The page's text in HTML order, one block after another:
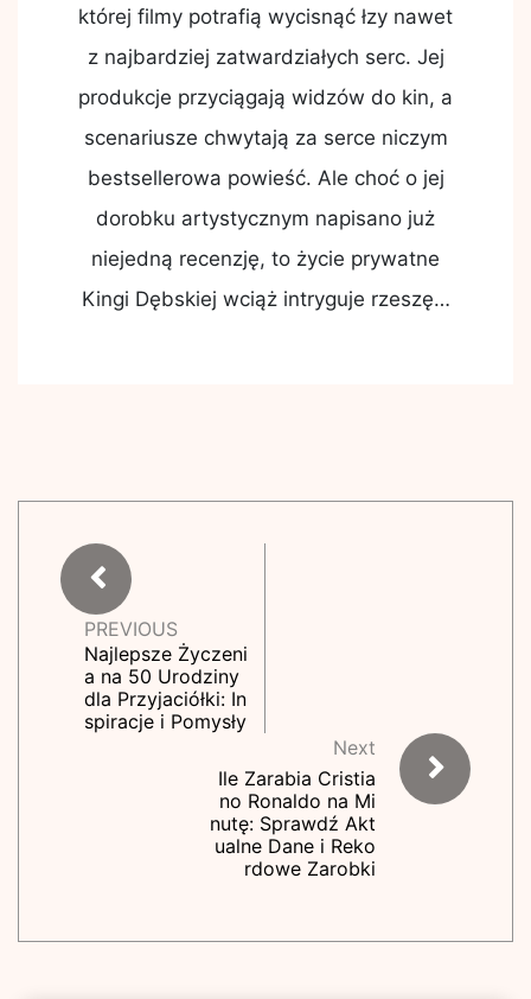
której filmy potrafią wycisnąć łzy nawet
z najbardziej zatwardziałych serc. Jej
produkcje przyciągają widzów do kin, a
scenariusze chwytają za serce niczym
bestsellerowa powieść. Ale choć o jej
dorobku artystycznym napisano już
niejedną recenzję, to życie prywatne
Kingi Dębskiej wciąż intryguje rzeszę…
PREVIOUS
Najlepsze Życzeni
a na 50 Urodziny
dla Przyjaciółki: In
spiracje i Pomysły
Next
Ile Zarabia Cristia
no Ronaldo na Mi
nutę: Sprawdź Akt
ualne Dane i Reko
rdowe Zarobki